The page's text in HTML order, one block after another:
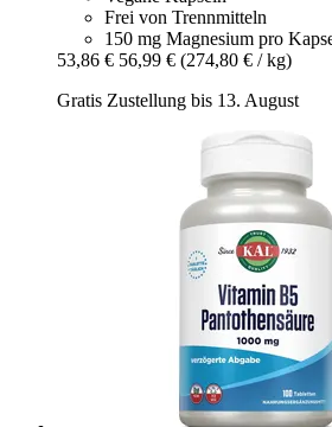
Frei von Trennmitteln
150 mg Magnesium pro
53,86 € 56,99 € (274,80 € / kg)
Gratis Zustellung bis 13. August